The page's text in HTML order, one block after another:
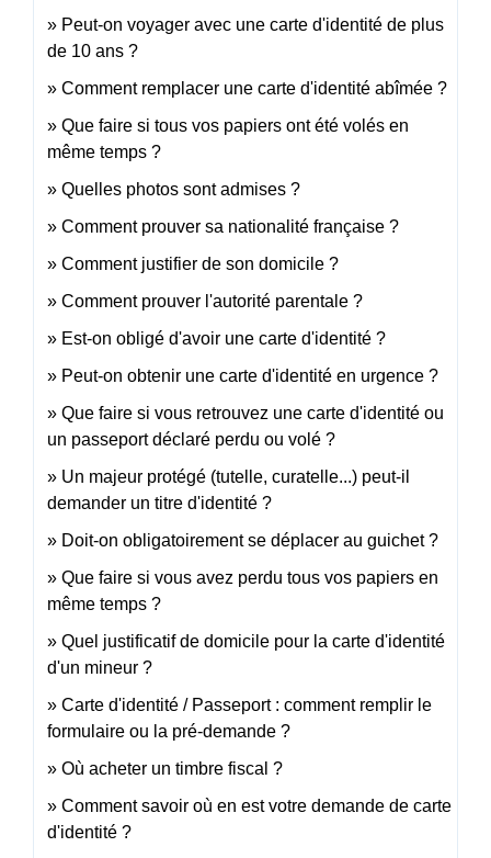
Peut-on voyager avec une carte d'identité de plus
de 10 ans ?
Comment remplacer une carte d'identité abîmée ?
Que faire si tous vos papiers ont été volés en
même temps ?
Quelles photos sont admises ?
Comment prouver sa nationalité française ?
Comment justifier de son domicile ?
Comment prouver l'autorité parentale ?
Est-on obligé d'avoir une carte d'identité ?
Peut-on obtenir une carte d'identité en urgence ?
Que faire si vous retrouvez une carte d'identité ou
un passeport déclaré perdu ou volé ?
Un majeur protégé (tutelle, curatelle...) peut-il
demander un titre d'identité ?
Doit-on obligatoirement se déplacer au guichet ?
Que faire si vous avez perdu tous vos papiers en
même temps ?
Quel justificatif de domicile pour la carte d'identité
d'un mineur ?
Carte d'identité / Passeport : comment remplir le
formulaire ou la pré-demande ?
Où acheter un timbre fiscal ?
Comment savoir où en est votre demande de carte
d'identité ?